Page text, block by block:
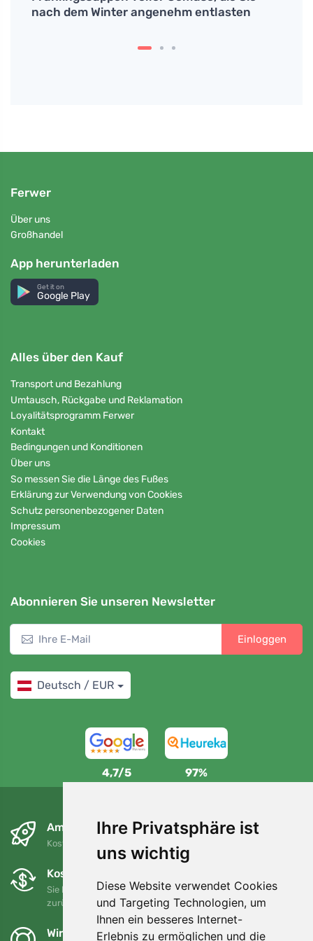
Ihre Privatsphäre ist
uns wichtig
Diese Website verwendet Cookies
und Targeting Technologien, um
Ihnen ein besseres Internet-
Erlebnis zu ermöglichen und die
nach dem Winter angenehm entlasten
Ferwer
Über uns
Großhandel
App herunterladen
Get it on
Google Play
Alles über den Kauf
Transport und Bezahlung
Umtausch, Rückgabe und Reklamation
Loyalitätsprogramm Ferwer
Kontakt
Bedingungen und Konditionen
Über uns
So messen Sie die Länge des Fußes
Erklärung zur Verwendung von Cookies
Schutz personenbezogener Daten
Impressum
Cookies
Abonnieren Sie unseren Newsletter
Einloggen
Deutsch / EUR
4,7/5 97%
Am nächsten Tag und kostenlos
Kostenloser Versand für Bestellungen über 80 EUR
Kostenloser Umtausch und Rückgabe
Sie können Ihre Bestellung jederzeit innerhalb von 90 Tagen
zurückgeben oder umtauschen.
Wir unterstützen Trees.org